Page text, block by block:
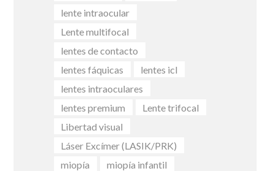
lente intraocular
Lente multifocal
lentes de contacto
lentes fáquicas
lentes icl
lentes intraoculares
lentes premium
Lente trifocal
Libertad visual
Láser Excímer (LASIK/PRK)
miopía
miopía infantil